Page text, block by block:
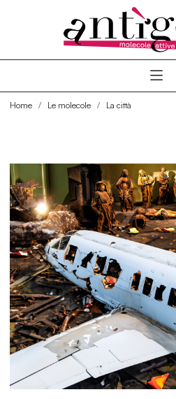
Home Le molecole La città